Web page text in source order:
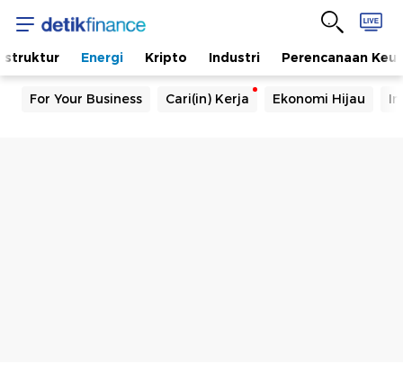
Energi Kripto Industri Perencanaan
For Your Business Cari(in) Kerja Ekonomi Hijau